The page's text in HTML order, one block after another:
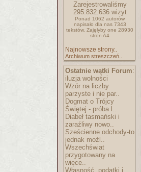
Zarejestrowaliśmy
295.832.636wizyt
Ponad 1062 autorów
napisało dla nas 7343
tekstów. Zajęłyby one 28930
stron A4
Najnowsze strony..
Archiwum streszczeń..
Ostatnie wątki Forum:
iluzja wolności
Wzór na liczby
parzyste i nie par..
Dogmat o Trójcy
Świętej - próba l..
Diabeł tasmański i
zaraźliwy nowo..
Sześcienne odchody-to
jednak możl..
Wszechświat
przygotowany na
więce..
Własność, podatki i